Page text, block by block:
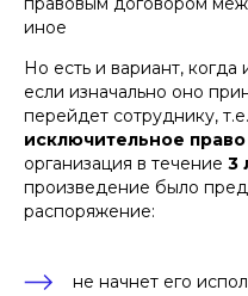
иное
Но есть и вариант,
если изначально оно
перейдет сотруднику,
исключительное
организация в течение 3
произведение было
распоряжение:
не начнет его